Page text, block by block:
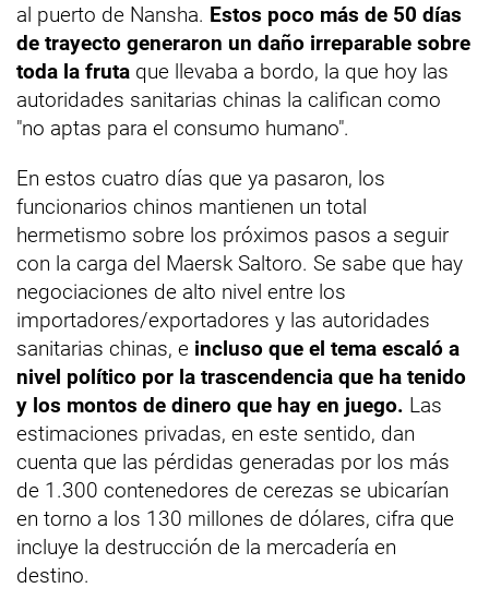
al puerto de Nansha. Estos poco más de 50 días
de trayecto generaron un daño irreparable sobre
toda la fruta que llevaba a bordo, la que hoy las
autoridades sanitarias chinas la califican como
"no aptas para el consumo humano".
En estos cuatro días que ya pasaron, los
funcionarios chinos mantienen un total
hermetismo sobre los próximos pasos a seguir
con la carga del Maersk Saltoro. Se sabe que hay
negociaciones de alto nivel entre los
importadores/exportadores y las autoridades
sanitarias chinas, e incluso que el tema escaló a
nivel político por la trascendencia que ha tenido
y los montos de dinero que hay en juego. Las
estimaciones privadas, en este sentido, dan
cuenta que las pérdidas generadas por los más
de 1.300 contenedores de cerezas se ubicarían
en torno a los 130 millones de dólares, cifra que
incluye la destrucción de la mercadería en
destino.